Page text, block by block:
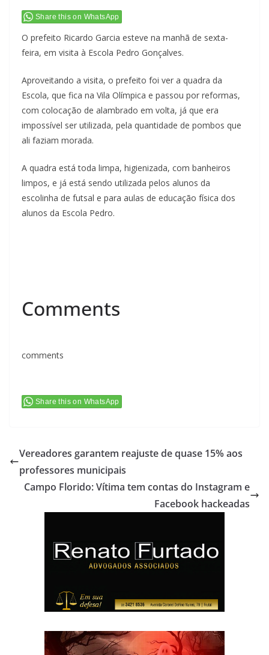
Share this on WhatsApp
O prefeito Ricardo Garcia esteve na manhã de sexta-
feira, em visita à Escola Pedro Gonçalves.
Aproveitando a visita, o prefeito foi ver a quadra da
Escola, que fica na Vila Olímpica e passou por reformas,
com colocação de alambrado em volta, já que era
impossível ser utilizada, pela quantidade de pombos que
ali faziam morada.
A quadra está toda limpa, higienizada, com banheiros
limpos, e já está sendo utilizada pelos alunos da
escolinha de futsal e para aulas de educação física dos
alunos da Escola Pedro.
Comments
comments
Share this on WhatsApp
Vereadores garantem reajuste de quase 15% aos
professores municipais
Campo Florido: Vítima tem contas do Instagram e
Facebook hackeadas